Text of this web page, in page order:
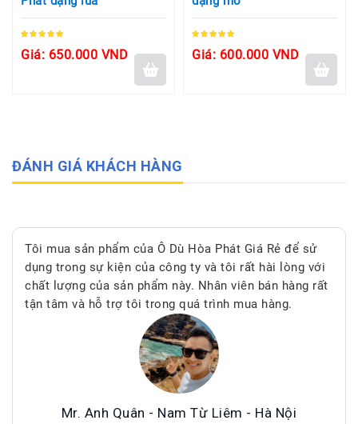
Giá: 650.000 VND Giá: 600.000 VND
ĐÁNH GIÁ KHÁCH HÀNG
Tôi mua sản phẩm của Ô Dù Hòa Phát Giá Rẻ để sử
dụng trong sự kiện của công ty và tôi rất hài lòng với
chất lượng của sản phẩm này. Nhân viên bán hàng rất
tận tâm và hỗ trợ tôi trong quá trình mua hàng.
Mr. Anh Quân - Nam Từ Liêm - Hà Nội